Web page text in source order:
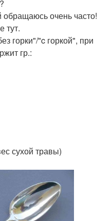
очень часто!
тут.
горки"/"c горкой", при
гр.:
сухой травы)